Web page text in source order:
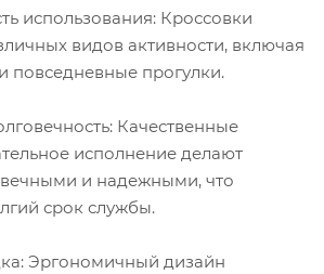
использования: Кроссовки
видов активности, включая
повседневные прогулки.
Качественные
исполнение делают
и надежными, что
срок службы.
Эргономичный дизайн